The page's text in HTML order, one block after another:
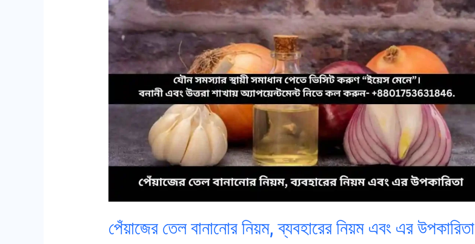
পেঁয়াজের তেল বানানোর নিয়ম, ব্যবহারের নিয়ম এবং এর উপকারিতা
নিয়ম,
ব্যবহারের
নিয়ম
এবং